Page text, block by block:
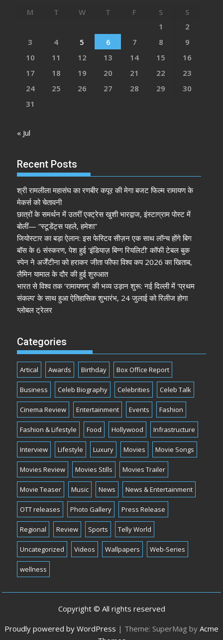
M T W T F S
S
1
2
3
4 5 6 7 8
9
10
11 12 13 14 15
16
17
18 19 20 21 22
23
24
25 26 27 28 29
30
31
« Jul
Recent Posts
श्री रामलीला महासंघ का रणबीर कपूर की मेगा बजट फिल्म रामायण के
मेकर्स को चेतावनी
छात्रों के समर्थन में उतरीं एक्ट्रेस खुशी भारद्वाज, इंस्टाग्राम पोस्ट में
बोलीं— “स्टूडेंट्स पहले, हमेशा”
जियोस्टार का बड़ा ऐलान: इस फेस्टिव सीज़न एक साथ लॉन्च होंगे बिग
बॉस के 6 संस्करण, पेश हुई ‘इंडियाज़ बिग्ग रियलिटी’ कॉफी टेबल बुक
स्पेन ने अर्जेंटीना को हराकर जीता फीफा विश्व कप 2026 का खिताब,
लैमिन यामाल के दौर की हुई शुरुआत
भारत से विश्व तक ‘रामायणम्’ की भव्य उड़ान शुरू: नई दिल्ली में ‘प्रथम
संकल्प’ के साथ हुआ ऐतिहासिक शुभारंभ, 24 जुलाई को रिलीज होगा
ग्लोबल ट्रेलर
Categories
Artical Awards Birthday Box Office Report
Business Celeb Biography Celebrities Celeb Talk
Cinema Review Entertainment Events Fashion
Fashion & Lifestyle Food Hollywood Infrastructure
Interview Lifestyle Luxury Movies Movie Songs
Movies Review Movies Stills Movies Trailer
Movie Teaser Music News News & Entertainment
OTT releases Photo Gallery Press Release
Regional Review Sports Telly World
Uncategorized Videos Wallpapers Web-Series
wellness
Copyright © All rights reserved
Proudly powered by WordPress | Theme: SuperMag by Acme